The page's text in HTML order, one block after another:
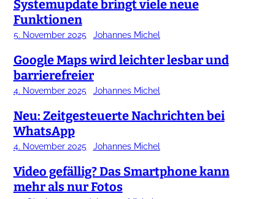
Systemupdate bringt viele neue
Funktionen
5. November 2025 Johannes Michel
Google Maps wird leichter lesbar und
barrierefreier
4. November 2025 Johannes Michel
Neu: Zeitgesteuerte Nachrichten bei
WhatsApp
4. November 2025 Johannes Michel
Video gefällig? Das Smartphone kann
mehr als nur Fotos